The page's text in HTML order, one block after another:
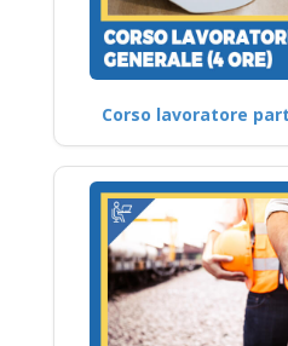
Corso lavoratore